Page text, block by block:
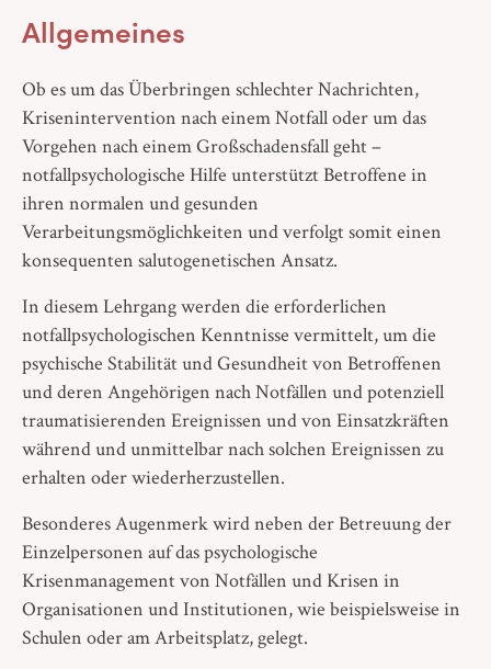
Allgemeines
Ob es um das Überbringen schlechter Nachrichten,
Krisenintervention nach einem Notfall oder um das
Vorgehen nach einem Großschadensfall geht –
notfallpsychologische Hilfe unterstützt Betroffene in
ihren normalen und gesunden
Verarbeitungsmöglichkeiten und verfolgt somit einen
konsequenten salutogenetischen Ansatz.
In diesem Lehrgang werden die erforderlichen
notfallpsychologischen Kenntnisse vermittelt, um die
psychische Stabilität und Gesundheit von Betroffenen
und deren Angehörigen nach Notfällen und potenziell
traumatisierenden Ereignissen und von Einsatzkräften
während und unmittelbar nach solchen Ereignissen zu
erhalten oder wiederherzustellen.
Besonderes Augenmerk wird neben der Betreuung der
Einzelpersonen auf das psychologische
Krisenmanagement von Notfällen und Krisen in
Organisationen und Institutionen, wie beispielsweise in
Schulen oder am Arbeitsplatz, gelegt.